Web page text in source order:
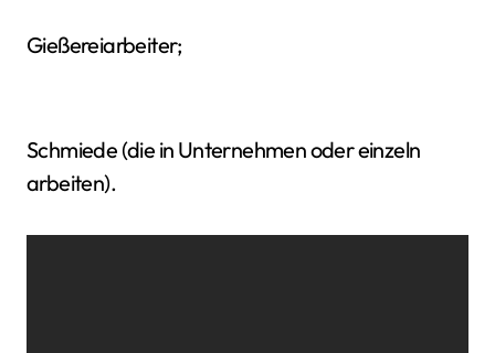
Gießereiarbeiter;
Schmiede (die in Unternehmen oder einzeln
arbeiten).